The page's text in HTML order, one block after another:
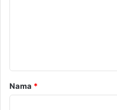
rNama *